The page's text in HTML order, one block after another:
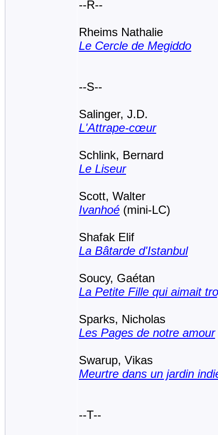
--R--
Rheims Nathalie
Le Cercle de Megiddo
--S--
Salinger, J.D.
L'Attrape-cœur
Schlink, Bernard
Le Liseur
Scott, Walter
Ivanhoé (mini-LC)
Shafak Elif
La Bâtarde d'Istanbul
Soucy, Gaétan
La Petite Fille qui aimait
Sparks, Nicholas
Les Pages de notre amour
Swarup, Vikas
Meurtre dans un jardin
--T--